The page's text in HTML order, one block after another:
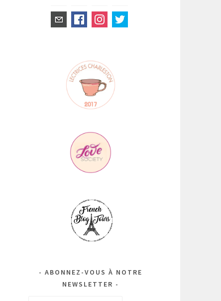
ABONNEZ-VOUS À NOTRE
NEWSLETTER